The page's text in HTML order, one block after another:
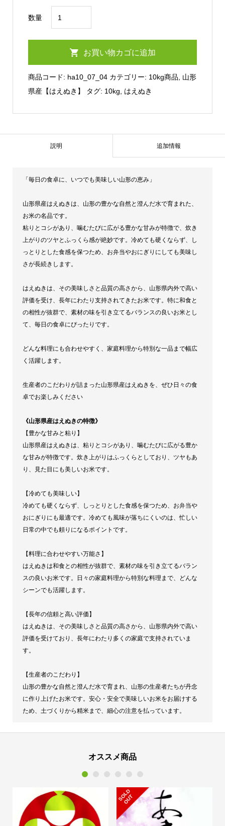
数量
和
7
形
産
10kg
お買い物カゴに追加
商品コード: ha10_07_04 カテゴリー: 10kg商品, 山形
県産【はえぬき】
タグ: 10kg, はえぬき
説明 追加情報
「毎日の食卓に、いつでも美味しい山形の恵み」
山形県産はえぬきは、山形の豊かな自然と澄んだ水で育まれた、
お米の名品です。
粘りとコシがあり、噛むたびに広がる豊かな甘みが特徴で、炊き
上がりのツヤとふっくら感が絶妙です。冷めても硬くならず、し
っとりとした食感を保つため、お弁当やおにぎりにしても美味し
さが長続きします。
はえぬきは、その美味しさと品質の高さから、山形県内外で高い
評価を受け、長年にわたり支持されてきたお米です。特に和食と
の相性が抜群で、素材の味を引き立てるバランスの良いお米とし
て、毎日の食卓にぴったりです。
どんな料理にも合わせやすく、家庭料理から特別な一品まで幅広
く活躍します。
生産者のこだわりが詰まった山形県産はえぬきを、ぜひ日々の食
卓でお楽しみください
《山形県産はえぬきの特徴》
【豊かな甘みと粘り】
山形県産はえぬきは、粘りとコシがあり、噛むたびに広がる豊か
な甘みが特徴です。炊き上がりはふっくらとしており、ツヤもあ
り、見た目にも美しいお米です。
【冷めても美味しい】
冷めても硬くならず、しっとりとした食感を保つため、お弁当や
おにぎりにも最適です。冷めても風味が落ちにくいのは、忙しい
日常の中でも頼りになるポイントです。
【料理に合わせやすい万能さ】
はえぬきは和食との相性が抜群で、素材の味を引き立てるバラン
スの良いお米です。日々の家庭料理から特別な料理まで、どんな
シーンでも活躍します。
【長年の信頼と高い評価】
はえぬきは、その美味しさと品質の高さから、山形県内外で高い
評価を受けており、長年にわたり多くの家庭で支持されていま
す。
【生産者のこだわり】
山形の豊かな自然と澄んだ水で育まれ、山形の生産者たちが丹念
に作り上げたお米です。安心・安全で美味しいお米をお届けする
ため、土づくりから精米まで、細心の注意を払っています。
オススメ商品
S
O
L
D
O
U
T
1 2 3 4 5 6